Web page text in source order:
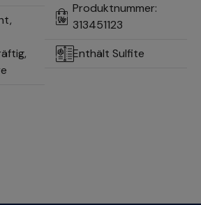
Produktnummer:
313451123
Enthält Sulfite